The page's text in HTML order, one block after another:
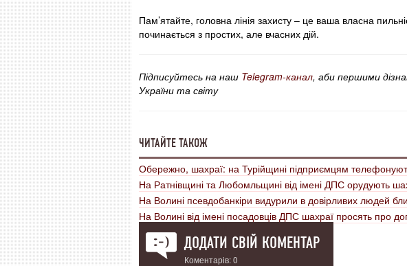
Пам’ятайте, головна лінія захисту – це ваша власна
починається з простих, але вчасних дій.
Підписуйтесь на наш Telegram-канал, аби першими
України та світу
ЧИТАЙТЕ ТАКОЖ
Обережно, шахраї: на Турійщині підприємцям
На Ратнівщині та Любомльщині від імені ДПС орудують
На Волині псевдобанкіри видурили в довірливих людей
На Волині від імені посадовців ДПС шахраї просять про
ДОДАТИ СВІЙ КОМЕНТАР
Коментарів: 0